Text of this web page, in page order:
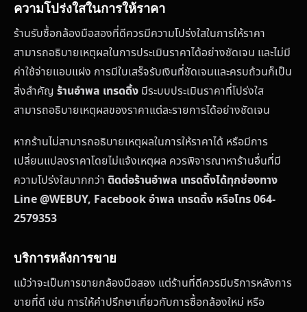
ความโปร่งใสในการให้ราคา
ร้านรับซื้อกล้องมือสองที่ดีควรมีความโปร่งใสในการให้ราคา
สามารถอธิบายเหตุผลในการประเมินราคาได้อย่างชัดเจน และไม่มี
ค่าใช้จ่ายแอบแฝง การมีใบเสร็จรับเงินที่ชัดเจนและครบถ้วนก็เป็น
สิ่งสำคัญ ร้านอำพล เทรดดิ้ง มีระบบประเมินราคาที่โปร่งใส
สามารถอธิบายเหตุผลของราคาแต่ละรายการได้อย่างชัดเจน
หากร้านไม่สามารถอธิบายเหตุผลในการให้ราคาได้ หรือมีการ
เปลี่ยนแปลงราคาโดยไม่แจ้งเหตุผล ควรพิจารณาหาร้านอื่นที่มี
ความโปร่งใสมากกว่า ติดต่อร้านอำพล เทรดดิ้งได้ทุกช่องทาง
Line @WEBUY, Facebook อำพล เทรดดิ้ง หรือโทร 064-
2579353
บริการหลังการขาย
แม้ว่าจะเป็นการขายกล้องมือสอง แต่ร้านที่ดีควรมีบริการหลังการ
ขายที่ดี เช่น การให้คำปรึกษาเกี่ยวกับการซื้อกล้องใหม่ หรือ